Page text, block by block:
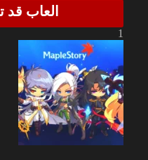
العاب قد
1